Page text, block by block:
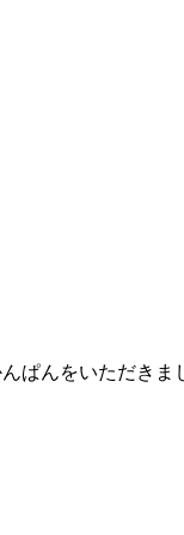
ぱんをいただきま